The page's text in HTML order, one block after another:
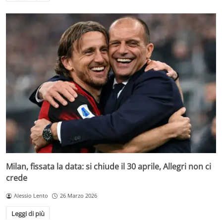
Milan, fissata la data: si chiude il 30 aprile, Allegri non ci
crede
Alessio Lento 26 Marzo 2026
Leggi di più